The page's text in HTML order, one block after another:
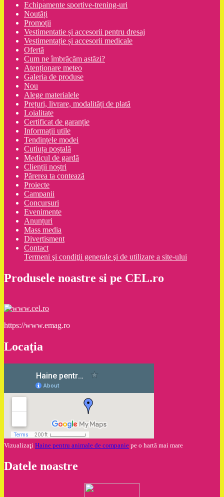
Echipamente sportive-trening-uri
Noutăți
Promoții
Vestimentatie și accesorii pentru dresaj
Vestimentație și accesorii medicale
Ofertă
Cum ne îmbrăcăm astăzi?
Atenționare meteo
Galeria de produse
Nou
Alege materialele
Prețuri, livrare, modalități de plată
Loialitate
Certificat de garanție
Informații utile
Tendințele modei
Cutiuța poștală
Medicul de gardă
Clienții noștri
Părerea ta contează
Proiecte
Campanii
Concursuri
Evenimente
Anunțuri
Mass media
Divertisment
Contact
Termeni şi condiţii generale şi de utilizare a site-ului
Produsele noastre si pe CEL.ro
https://www.emag.ro
Locaţia
Vizualizaţi Haine pentru animale de companie pe o hartă mai mare
Datele noastre